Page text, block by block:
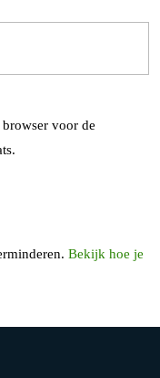
voor de
Bekijk hoe je